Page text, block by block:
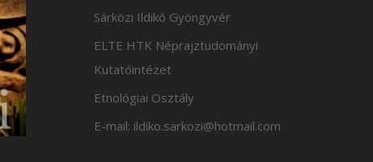
Sárközi Ildikó Gyöngyvér
ELTE HTK Néprajztudományi
Kutatóintézet
Etnológiai Osztály
E-mail: ildiko.sarkozi@hotmail.com